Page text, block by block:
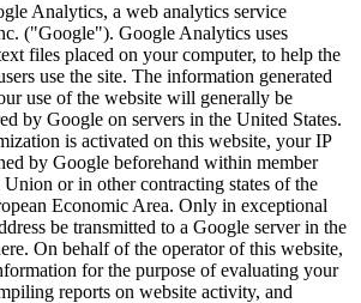
Analytics, a web analytics service
("Google"). Google Analytics uses
files placed on your computer, to help the
use the site. The information generated
use of the website will generally be
by Google on servers in the United States.
is activated on this website, your IP
by Google beforehand within member
Union or in other contracting states of the
Economic Area. Only in exceptional
be transmitted to a Google server in the
On behalf of the operator of this website,
for the purpose of evaluating your
reports on website activity, and